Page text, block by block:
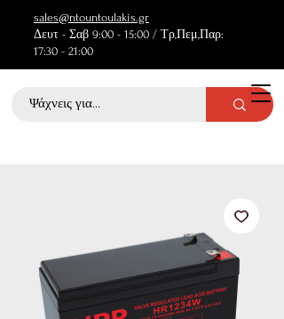
sales@ntountoulakis.gr
Δευτ - Σαβ 9:00 - 15:00 / Τρ,Πεμ,Παρ:
17:30 - 21:00